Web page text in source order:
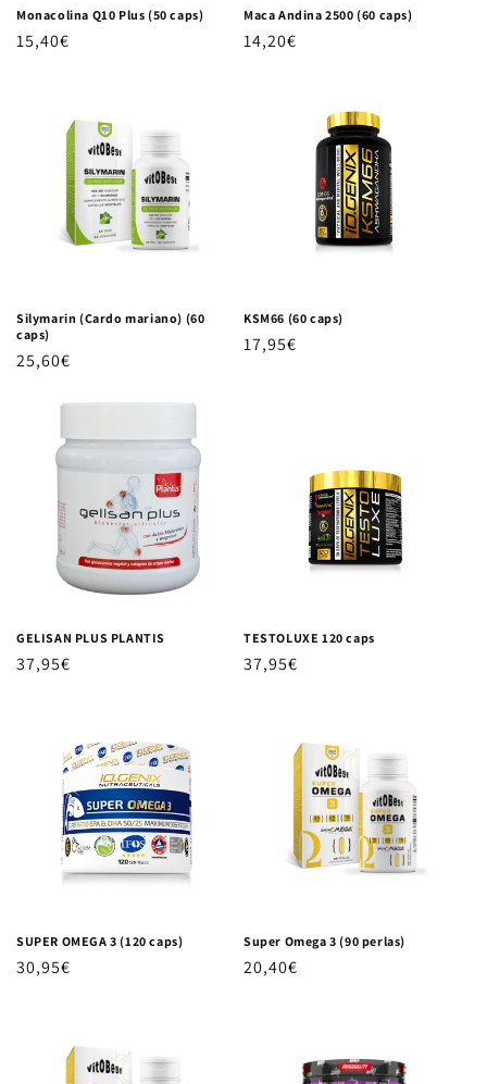
Monacolina Q10 Plus (50 caps)
Precio habitual
15,40€
Maca Andina 2500 (60 caps)
Precio habitual
14,20€
Silymarin (Cardo mariano) (60
caps)
Precio habitual
25,60€
KSM66 (60 caps)
Precio habitual
17,95€
GELISAN PLUS PLANTIS
Precio habitual
37,95€
TESTOLUXE 120 caps
Precio habitual
37,95€
SUPER OMEGA 3 (120 caps)
Precio habitual
30,95€
Super Omega 3 (90 perlas)
Precio habitual
20,40€